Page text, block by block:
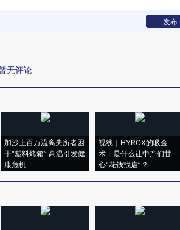
发布
无评论
加沙上百万流离失所者困
于“塑料烤箱” 高温引发健
康危机
视线｜HYROX的吸金
术：是什么让中产们甘
心“花钱找虐”？